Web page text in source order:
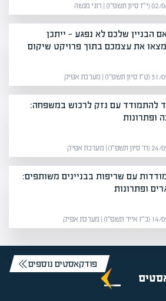
| רוני מנשה
הבניין שלכם לא נפגע — ייתכן
את עצמכם בתוך פרויקט שיקום
| מערכת אפיק
להתמודד עם נזק לרכוש במשפחה:
ופתרונות
| מערכת אפיק
עם שריפות בבניינים משותפים:
ופתרונות
| מערכת אפיק
פודקאסטים נוספים